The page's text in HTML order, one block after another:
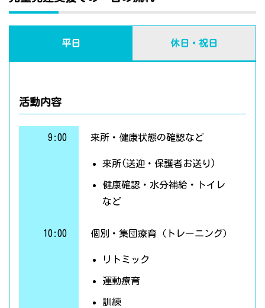
平日 休日・祝日
活動内容
9:00 来所・健康状態の確認など
来所(送迎・保護者お送り)
健康確認・水分補給・トイレ
など
10:00 個別・集団療育（トレーニング）
リトミック
運動療育
訓練